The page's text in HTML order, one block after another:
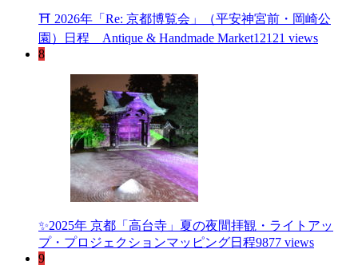
⛩ 2026年「Re: 京都博覧会」（平安神宮前・岡崎公
園）日程 Antique & Handmade Market12121 views
8
✨2025年 京都「高台寺」夏の夜間拝観・ライトアッ
プ・プロジェクションマッピング日程9877 views
9